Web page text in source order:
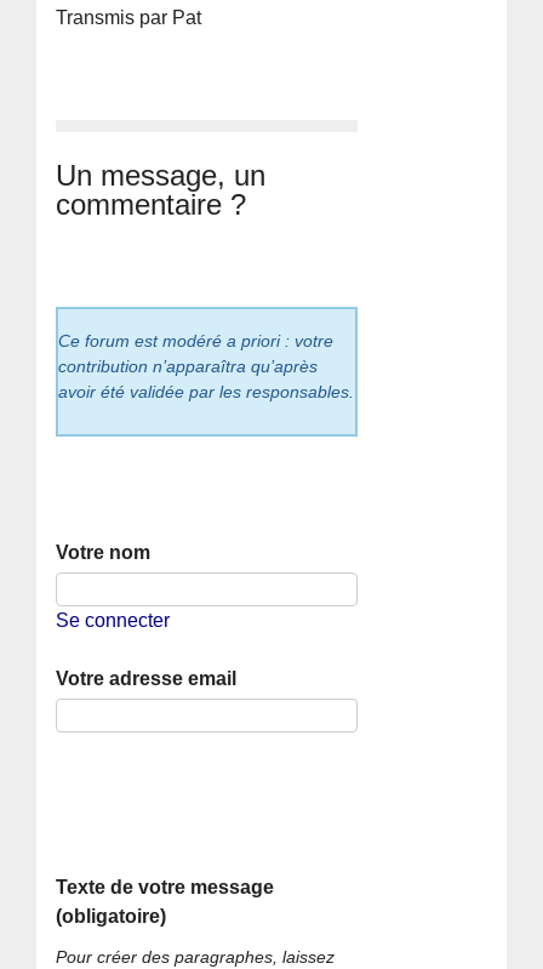
Transmis par Pat
Un message, un
commentaire ?
Ce forum est modéré a priori : votre
contribution n’apparaîtra qu’après
avoir été validée par les responsables.
Votre nom
Se connecter
Votre adresse email
Texte de votre message
(obligatoire)
Pour créer des paragraphes, laissez